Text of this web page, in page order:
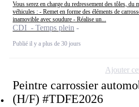
Vous serez en charge du redressement des tôles, du
véhicules : - Remet en forme des éléments de
inamovible avec soudure - Réalise un...
CDI - Temps plein
Publié il y a plus de 30 jours
Peintre carrossier
(H/F) #TDFE2026
Ajouter